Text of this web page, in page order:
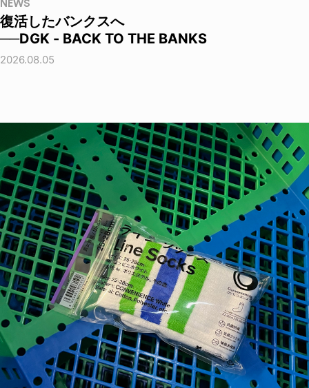
NEWS
復活したバンクスへ
──DGK - BACK TO THE BANKS
2026.08.05